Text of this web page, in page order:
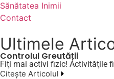
Sănătatea Inimii
Contact
Ultimele
Controlul Greutății
Fiţi mai activi fizic! Activităţile
Citește Articolul